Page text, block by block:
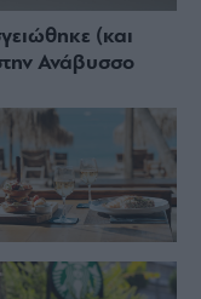
(και
Ανάβυσσο